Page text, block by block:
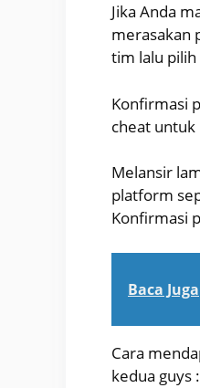
Jika Anda
merasakan
tim lalu pilih
Konfirmasi
cheat untuk
Melansir
platform
Konfirmasi
Baca Juga
Cara
kedua guys